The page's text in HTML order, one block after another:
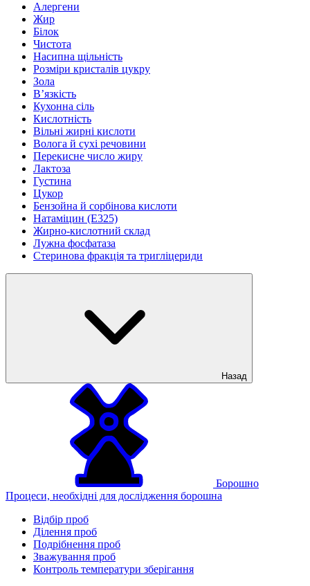
Алергени
Жир
Білок
Чистота
Насипна щільність
Розміри кристалів цукру
Зола
В’язкість
Кухонна сіль
Кислотність
Вільні жирні кислоти
Волога й сухі речовини
Перекисне число жиру
Лактоза
Густина
Цукор
Бензойна й сорбінова кислоти
Натаміцин (Е325)
Жирно-кислотний склад
Лужна фосфатаза
Стеринова фракція та тригліцериди
Назад
Борошно
Процеси, необхідні для дослідження борошна
Відбір проб
Ділення проб
Подрібнення проб
Зважування проб
Контроль температури зберігання